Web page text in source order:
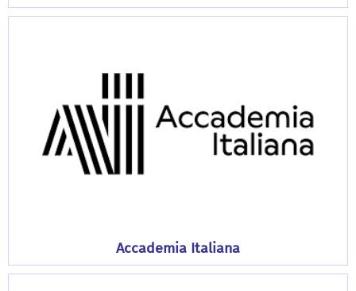
Accademia Italiana